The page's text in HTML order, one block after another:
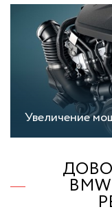
Увеличение